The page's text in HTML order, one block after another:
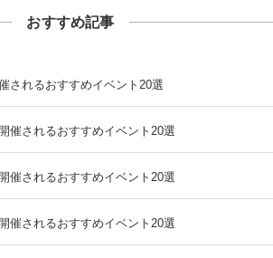
おすすめ記事
されるおすすめイベント20選
催されるおすすめイベント20選
催されるおすすめイベント20選
催されるおすすめイベント20選